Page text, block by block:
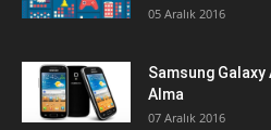
05 Aralık 2016
Samsung
Alma
07 Aralık 2016